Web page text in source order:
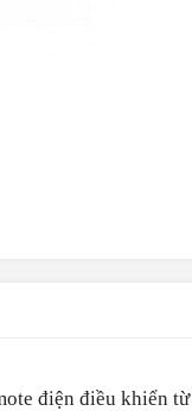
điện điều khiển